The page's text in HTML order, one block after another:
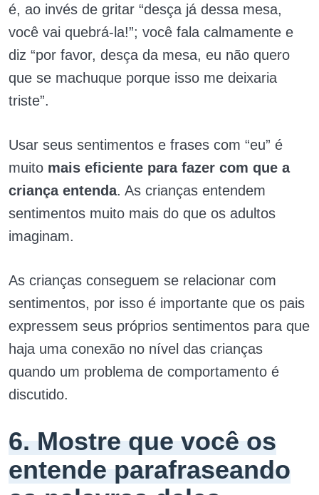
é, ao invés de gritar “desça já dessa mesa,
você vai quebrá-la!”; você fala calmamente e
diz “por favor, desça da mesa, eu não quero
que se machuque porque isso me deixaria
triste”.
Usar seus sentimentos e frases com “eu” é
muito mais eficiente para fazer com que a
criança entenda. As crianças entendem
sentimentos muito mais do que os adultos
imaginam.
As crianças conseguem se relacionar com
sentimentos, por isso é importante que os pais
expressem seus próprios sentimentos para que
haja uma conexão no nível das crianças
quando um problema de comportamento é
discutido.
6. Mostre que você os
entende parafraseando